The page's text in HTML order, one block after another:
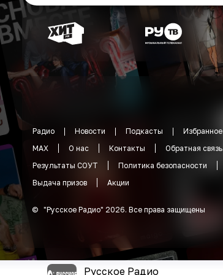
Радио Новости Подкасты Избранное
MAX
О нас Контакты Обратная связь
Результаты СОУТ
Политика безопасности
Выдача призов
Акции
© "Русское Радио" 2026. Все права защищены
Русское Радио